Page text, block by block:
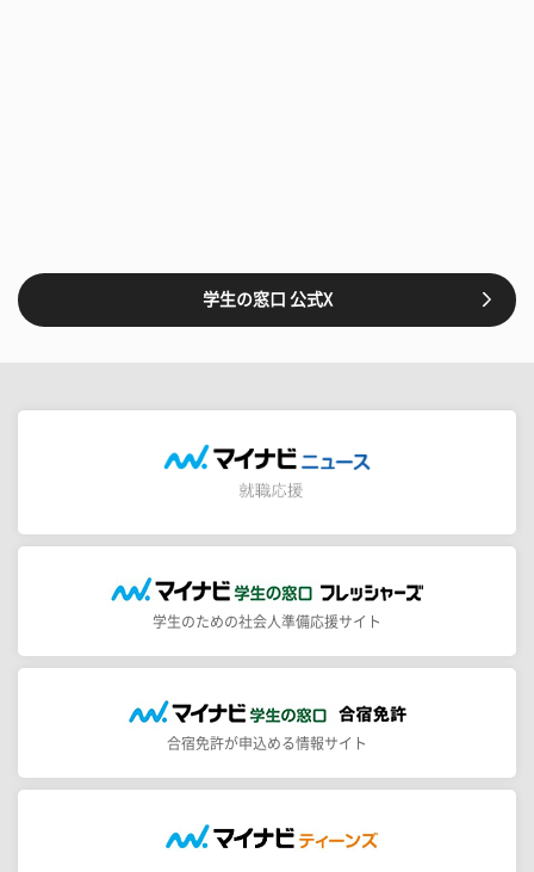
学生の窓口 公式X
学生のための社会人準備応援サイト
合宿免許が申込める情報サイト